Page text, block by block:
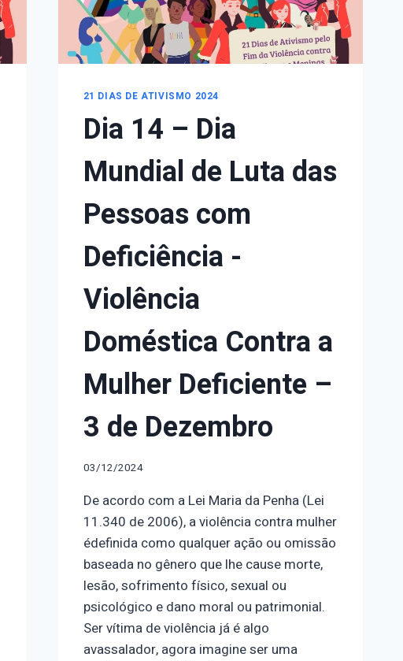
21 DIAS DE ATIVISMO 2024
Dia 14 – Dia
Mundial de Luta das
Pessoas com
Deficiência -
Violência
Doméstica Contra a
Mulher Deficiente –
3 de Dezembro
03/12/2024
De acordo com a Lei Maria da Penha (Lei
11.340 de 2006), a violência contra mulher
édefinida como qualquer ação ou omissão
baseada no gênero que lhe cause morte,
lesão, sofrimento físico, sexual ou
psicológico e dano moral ou patrimonial.
Ser vítima de violência já é algo
avassalador, agora imagine ser uma